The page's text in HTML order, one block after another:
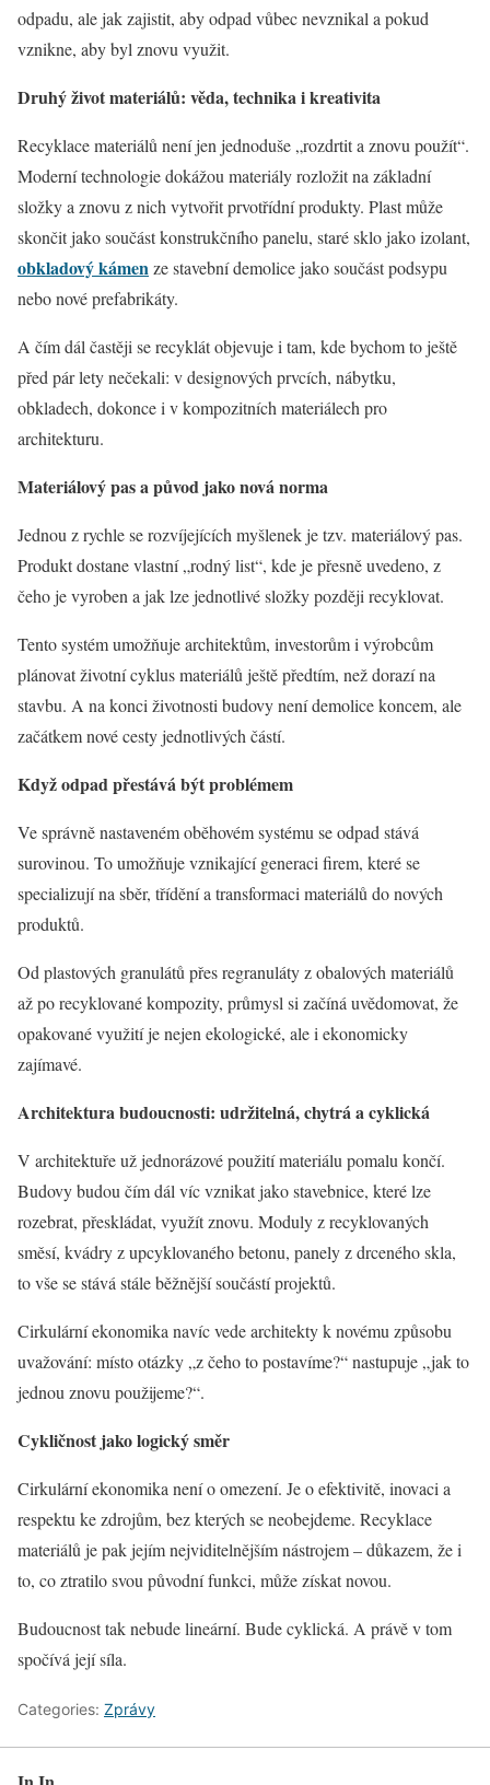
odpadu, ale jak zajistit, aby odpad vůbec nevznikal a pokud
vznikne, aby byl znovu využit.
Druhý život materiálů: věda, technika i kreativita
Recyklace materiálů není jen jednoduše „rozdrtit a znovu použít“.
Moderní technologie dokážou materiály rozložit na základní
složky a znovu z nich vytvořit prvotřídní produkty. Plast může
skončit jako součást konstrukčního panelu, staré sklo jako izolant,
obkladový kámenze stavební demolice jako součást podsypu
nebo nové prefabrikáty.
A čím dál častěji se recyklát objevuje i tam, kde bychom to ještě
před pár lety nečekali: v designových prvcích, nábytku,
obkladech, dokonce i v kompozitních materiálech pro
architekturu.
Materiálový pas a původ jako nová norma
Jednou z rychle se rozvíjejících myšlenek je tzv. materiálový pas.
Produkt dostane vlastní „rodný list“, kde je přesně uvedeno, z
čeho je vyroben a jak lze jednotlivé složky později recyklovat.
Tento systém umožňuje architektům, investorům i výrobcům
plánovat životní cyklus materiálů ještě předtím, než dorazí na
stavbu. A na konci životnosti budovy není demolice koncem, ale
začátkem nové cesty jednotlivých částí.
Když odpad přestává být problémem
Ve správně nastaveném oběhovém systému se odpad stává
surovinou. To umožňuje vznikající generaci firem, které se
specializují na sběr, třídění a transformaci materiálů do nových
produktů.
Od plastových granulátů přes regranuláty z obalových materiálů
až po recyklované kompozity, průmysl si začíná uvědomovat, že
opakované využití je nejen ekologické, ale i ekonomicky
zajímavé.
Architektura budoucnosti: udržitelná, chytrá a cyklická
V architektuře už jednorázové použití materiálu pomalu končí.
Budovy budou čím dál víc vznikat jako stavebnice, které lze
rozebrat, přeskládat, využít znovu. Moduly z recyklovaných
směsí, kvádry z upcyklovaného betonu, panely z drceného skla,
to vše se stává stále běžnější součástí projektů.
Cirkulární ekonomika navíc vede architekty k novému způsobu
uvažování: místo otázky „z čeho to postavíme?“ nastupuje „jak to
jednou znovu použijeme?“.
Cykličnost jako logický směr
Cirkulární ekonomika není o omezení. Je o efektivitě, inovaci a
respektu ke zdrojům, bez kterých se neobejdeme. Recyklace
materiálů je pak jejím nejviditelnějším nástrojem – důkazem, že i
to, co ztratilo svou původní funkci, může získat novou.
Budoucnost tak nebude lineární. Bude cyklická. A právě v tom
spočívá její síla.
Categories: Zprávy